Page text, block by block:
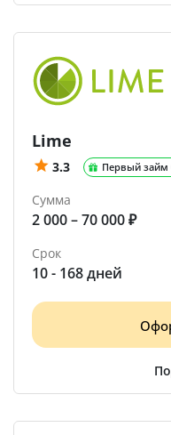
Lime
3.3 Первый займ
Сумма
2 000 – 70 000 ₽
Срок
10 - 168 дней